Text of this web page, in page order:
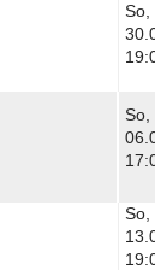
So,
So,
So,